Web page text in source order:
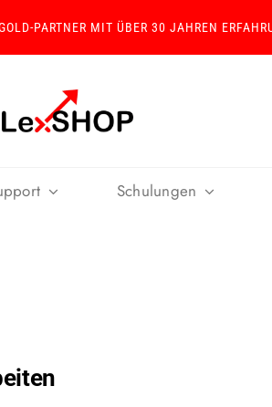
PARTNER MIT ÜBER 30 JAHREN
Schulungen